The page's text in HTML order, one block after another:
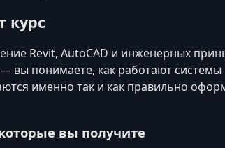
курс
Revit, AutoCAD и инженерных
вы понимаете, как работают
именно так и как правильно
вы получите